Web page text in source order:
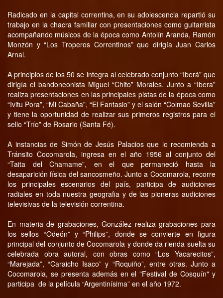
Radicado en la capital correntina, en su adolescencia repartió su
trabajo en la chacra familiar con presentaciones como guitarrista
acompañando músicos de la época como Antolín Aranda, Ramón
Monzón y “Los Troperos Correntinos” que dirigía Juan Carlos
Arnal.
A principios de los 50 se integra al celebrado conjunto “Iberá” que
dirigía el bandoneonista Miguel “Chito” Morales. Junto a “Ibera”
realiza presentaciones en las principales pistas de la época como
“Ivitu Pora”, “Mi Cabaña”, “El Fantasio” y el salón “Colmao Sevilla”
y tiene la oportunidad de realizar sus primeros registros para el
sello “Trío” de Rosario (Santa Fé).
A instancias de Simón de Jesús Palacios que lo recomienda a
Tránsito Cocomarola, ingresa en el año 1956 al conjunto del
“Taita del Chamame”, en el que permaneció hasta la
desaparición física del sancosmeño. Junto a Cocomarola, recorre
los principales escenarios del país, participa de audiciones
radiales en toda nuestra geografia y de las pioneras audiciones
televisivas de la televisión correntina.
En materia de grabaciones, González realiza grabaciones para
los sellos “Odeón” y “Philips”, donde se convierte en figura
principal del conjunto de Cocomarola y donde da rienda suelta su
celebrada obra autoral, con obras como “Los Yacarecitos”,
“Marejada”, “Caraicho Isaco” y “Roquiño”, entre otras. Junto a
Cocomarola, se presenta además en el "Festival de Cosquín" y
participa de la película “Argentinísima” en el año 1972.